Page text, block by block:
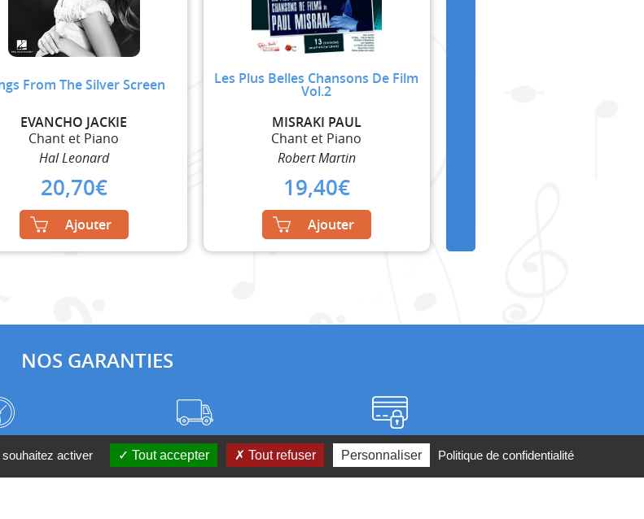
From The Silver Screen
EVANCHO JACKIE
Chant et Piano
Hal Leonard
20,70€
Ajouter
Les Plus Belles Chansons De Film
Vol.2
MISRAKI PAUL
Chant et Piano
Robert Martin
19,40€
Ajouter
NOS GARANTIES
Frais de port à prix coûtant Paiement sécurisé
activer Tout accepter Tout refuser Personnaliser Politique de confidentialité